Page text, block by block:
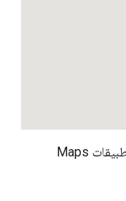
باستخدام رمزها في مستندات واجهة برمجة التطبيقات Maps